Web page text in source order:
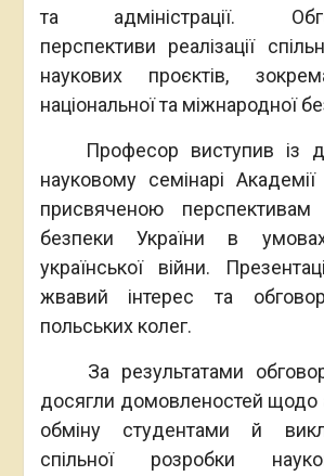
та адміністрації.
перспективи реалізації
наукових проєктів,
національної та міжнародної
Професор виступив із
науковому семінарі
присвяченою перспективам
безпеки України в
української війни.
жвавий інтерес та
польських колег.
За результатами
досягли домовленостей щодо
обміну студентами й
спільної розробки